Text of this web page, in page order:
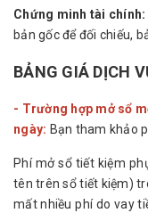
Chứng minh tài chính:
bản gốc để đối chiếu,
BẢNG GIÁ DỊCH
- Trường hợp mở sổ
ngày: Bạn tham khảo
Phí mở sổ tiết kiệm
tên trên sổ tiết kiệm)
mất nhiều phí do vay